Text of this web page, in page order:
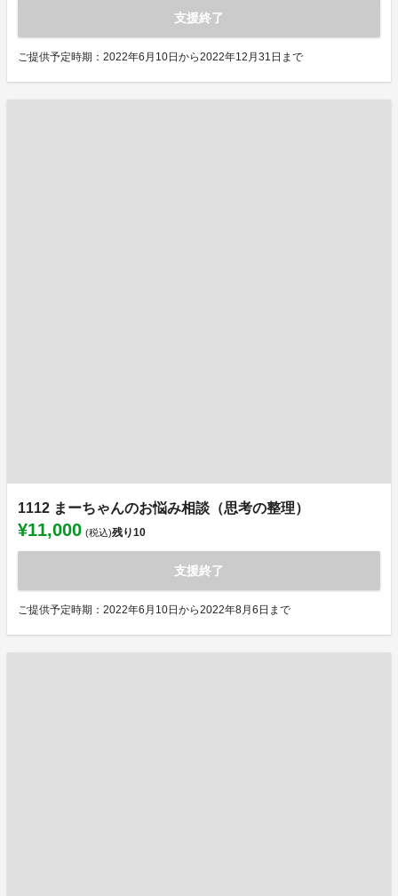
支援終了
ご提供予定時期：2022年6月10日から2022年12月31日まで
1112 まーちゃんのお悩み相談（思考の整理）
¥11,000 (税込)残り10
支援終了
ご提供予定時期：2022年6月10日から2022年8月6日まで